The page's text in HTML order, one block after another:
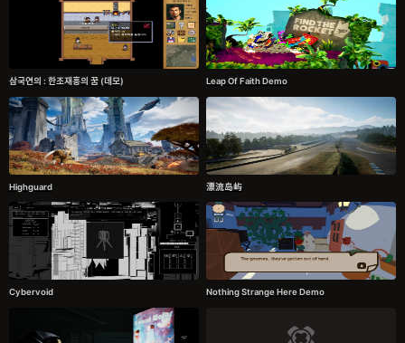
삼국연의 : 한조재흥의 꿈 (데모) Leap Of Faith Demo
Highguard 漂流岛屿
Cybervoid Nothing Strange Here Demo